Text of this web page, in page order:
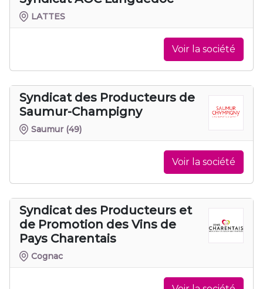
LATTES
Voir la société
Syndicat des Producteurs de
Saumur-Champigny
Saumur (49)
Voir la société
Syndicat des Producteurs et
de Promotion des Vins de
Pays Charentais
Cognac